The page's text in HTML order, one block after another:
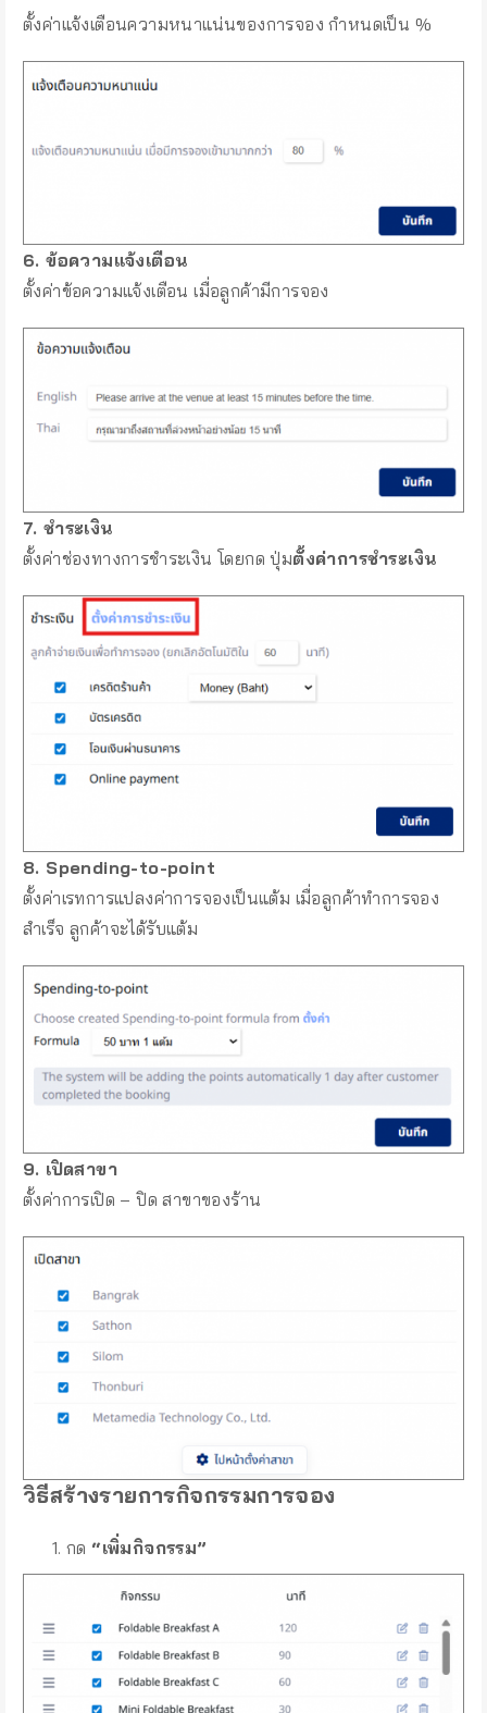
ตั้งค่าแจ้งเตือนความหนาแน่นของการจอง กำหนดเป็น %
6. ข้อความแจ้งเตือน
ตั้งค่าข้อความแจ้งเตือน เมื่อลูกค้ามีการจอง
7. ชำระเงิน
ตั้งค่าช่องทางการชำระเงิน โดยกด ปุ่มตั้งค่าการชำระเงิน
8. Spending-to-point
ตั้งค่าเรทการแปลงค่าการจองเป็นแต้ม เมื่อลูกค้าทำการจอง
สำเร็จ ลูกค้าจะได้รับแต้ม
9. เปิดสาขา
ตั้งค่าการเปิด – ปิด สาขาของร้าน
วิธีสร้างรายการกิจกรรมการจอง
กด “เพิ่มกิจกรรม”